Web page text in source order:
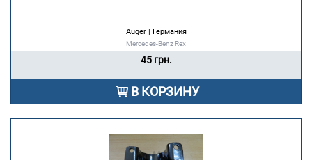
Auger | Германия
Mercedes-Benz Rex
45 грн.
В КОРЗИНУ